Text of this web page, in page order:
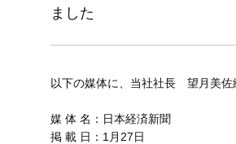
ました
以下の媒体に、当社社長 望月美佐
媒 体 名：日本経済新聞
掲 載 日：1月27日